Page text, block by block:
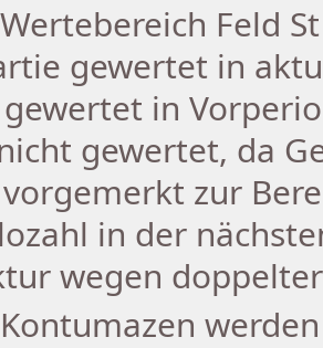
Wertebereich Feld
gewertet in
in
gewertet, da
vorgemerkt zur
in der
wegen
Kontumazen